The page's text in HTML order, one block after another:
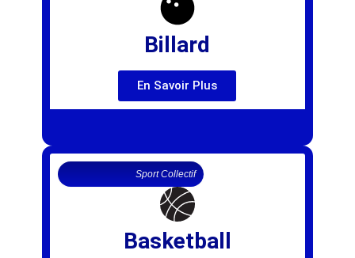
Billard
En Savoir Plus
Sport Collectif
Basketball